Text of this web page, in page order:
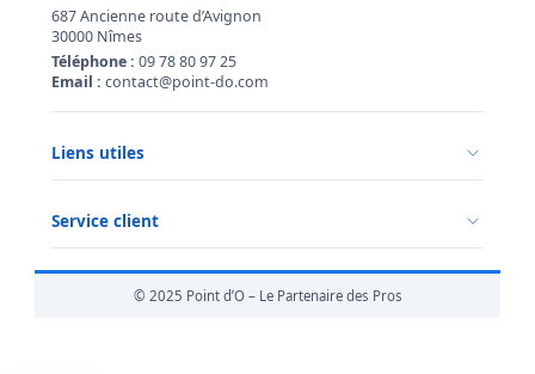
687 Ancienne route d’Avignon
30000 Nîmes
Téléphone : 09 78 80 97 25
Email : contact@point-do.com
Liens utiles
Conditions générales de vente
Mentions légales
Service client
Informations livraison© 2025 Point d’O – Le Partenaire des Pros